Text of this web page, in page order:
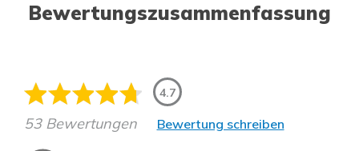
Bewertungszusammenfassung
4.7
53 Bewertungen Bewertung schreiben